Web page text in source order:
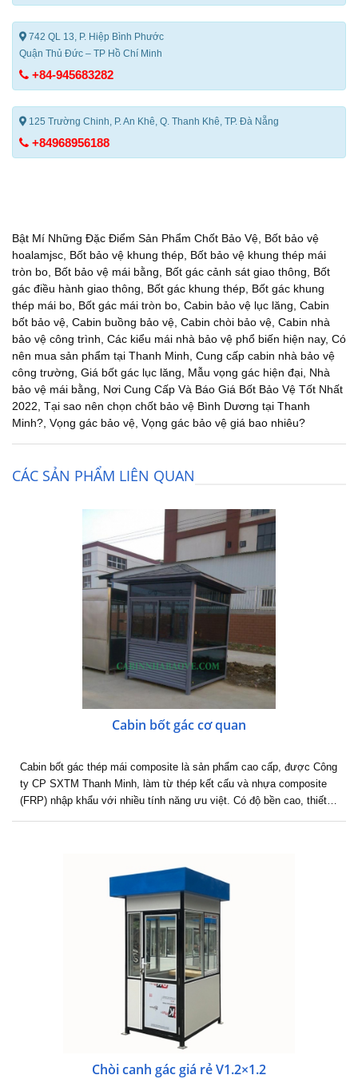
742 QL 13, P. Hiệp Bình Phước
Quận Thủ Đức – TP Hồ Chí Minh
+84-945683282
125 Trường Chinh, P. An Khê, Q. Thanh Khê, TP. Đà Nẵng
+84968956188
Bật Mí Những Đặc Điểm Sản Phẩm Chốt Bảo Vệ Bốt bảo vệ
hoalamjsc Bốt bảo vệ khung thép Bốt bảo vệ khung thép mái
tròn bo Bốt bảo vệ mái bằng Bốt gác cảnh sát giao thông
Bốt
gác điều hành giao thông
Bốt gác khung thép Bốt gác khung
thép mái bo Bốt gác mái tròn bo Cabin bảo vệ lục lăng Cabin
bốt bảo vệ Cabin buồng bảo vệ Cabin chòi bảo vệ Cabin nhà
bảo vệ công trình Các kiểu mái nhà bảo vệ phổ biến hiện nay, Có
nên mua sản phẩm tại Thanh Minh Cung cấp cabin nhà bảo vệ
công trường Giá bốt gác lục lăng Mẫu vọng gác hiện đại Nhà
bảo vệ mái bằng
Nơi Cung Cấp Và Báo Giá Bốt Bảo Vệ Tốt Nhất
2022 Tại sao nên chọn chốt bảo vệ Bình Dương tại Thanh
Minh? Vọng gác bảo vệ Vọng gác bảo vệ giá bao nhiêu?
CÁC SẢN PHẨM LIÊN QUAN
Cabin bốt gác cơ quan
Cabin bốt gác thép mái composite là sản phẩm cao cấp, được Công
ty CP SXTM Thanh Minh, làm từ thép kết cấu và nhựa composite
(FRP) nhập khẩu với nhiều tính năng ưu việt. Có độ bền cao, thiết…
Chòi canh gác giá rẻ V1.2×1.2